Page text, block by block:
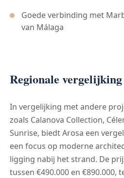
Goede verbinding met
van Málaga
Regionale vergelijking
In vergelijking met andere
zoals Calanova Collection,
Sunrise, biedt Arosa een
een focus op moderne
ligging nabij het strand. De
tussen €490.000 en €890.000,